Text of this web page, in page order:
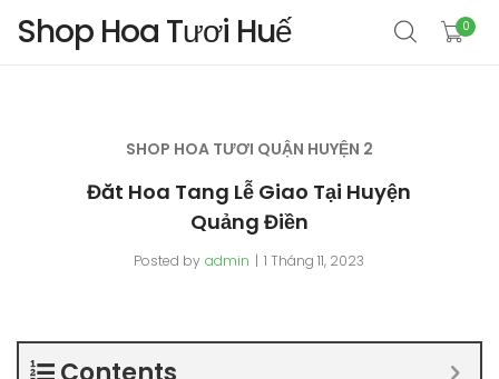
Shop Hoa Tươi Huế 0
SHOP HOA TƯƠI QUẬN HUYỆN 2
Đăt Hoa Tang Lễ Giao Tại Huyện
Quảng Điền
Posted by admin 1 Tháng 11, 2023